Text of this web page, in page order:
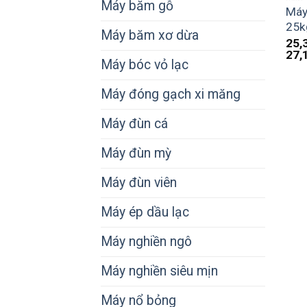
Máy băm gỗ
Máy băm xơ dừa
Máy bóc vỏ lạc
Máy đóng gạch xi măng
Máy đùn cá
Máy đùn mỳ
Máy đùn viên
Máy ép dầu lạc
Máy nghiền ngô
Máy nghiền siêu mịn
Máy nổ bỏng